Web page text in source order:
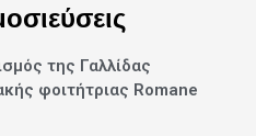
της Γαλλίδας
φοιτήτριας Romane